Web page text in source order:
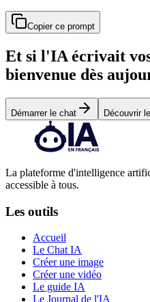
Copier ce prompt
Et si l'IA écrivait vos
bienvenue dès
Démarrer le chat Découvrir
La plateforme d'intelligence
accessible à tous.
Les outils
Accueil
Le Chat IA
Créer une image
Créer une vidéo
Le guide IA
Le Journal de l'IA